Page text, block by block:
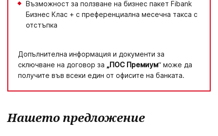
Възможност за ползване на бизнес пакет Fibank
Бизнес Клас + с преференциална месечна такса с
отстъпка
Допълнителна информация и документи за
сключване на договор за „ПОС Премиум“ може да
получите във всеки един от офисите на банката.
Нашето предложение